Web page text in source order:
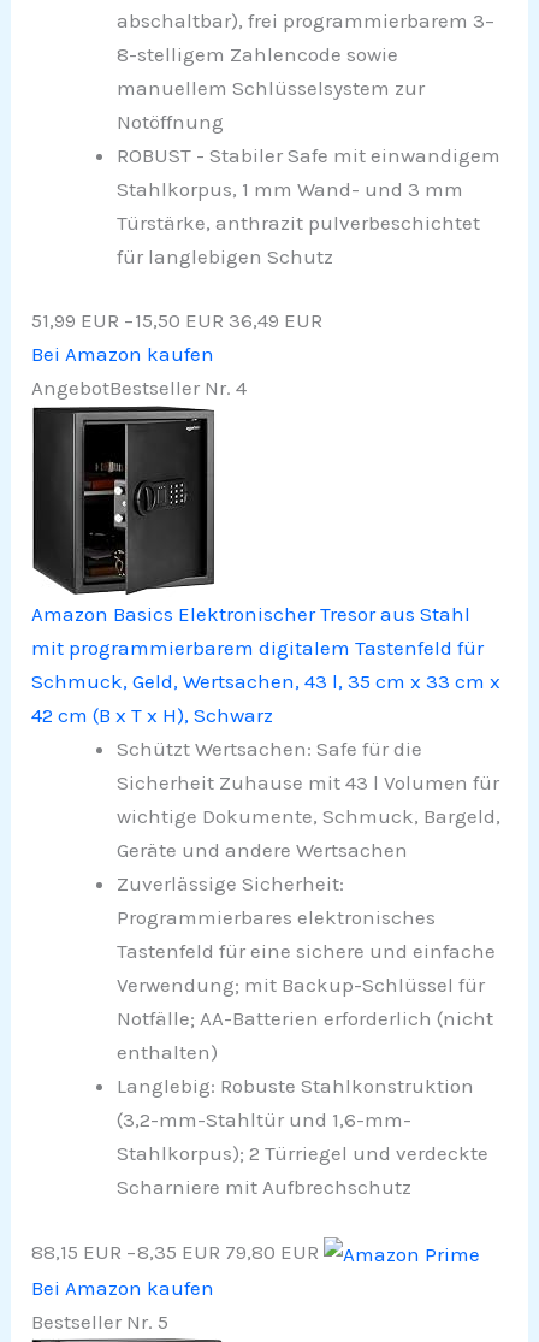
abschaltbar), frei programmierbarem 3–
8-stelligem Zahlencode sowie
manuellem Schlüsselsystem zur
Notöffnung
ROBUST - Stabiler Safe mit einwandigem
Stahlkorpus, 1 mm Wand- und 3 mm
Türstärke, anthrazit pulverbeschichtet
für langlebigen Schutz
51,99 EUR −15,50 EUR 36,49 EUR
Bei Amazon kaufen
AngebotBestseller Nr. 4
Amazon Basics Elektronischer Tresor aus Stahl
mit programmierbarem digitalem Tastenfeld für
Schmuck, Geld, Wertsachen, 43 l, 35 cm x 33 cm x
42 cm (B x T x H), Schwarz
Schützt Wertsachen: Safe für die
Sicherheit Zuhause mit 43 l Volumen für
wichtige Dokumente, Schmuck, Bargeld,
Geräte und andere Wertsachen
Zuverlässige Sicherheit:
Programmierbares elektronisches
Tastenfeld für eine sichere und einfache
Verwendung; mit Backup-Schlüssel für
Notfälle; AA-Batterien erforderlich (nicht
enthalten)
Langlebig: Robuste Stahlkonstruktion
(3,2-mm-Stahltür und 1,6-mm-
Stahlkorpus); 2 Türriegel und verdeckte
Scharniere mit Aufbrechschutz
88,15 EUR −8,35 EUR 79,80 EUR
Bei Amazon kaufen
Bestseller Nr. 5